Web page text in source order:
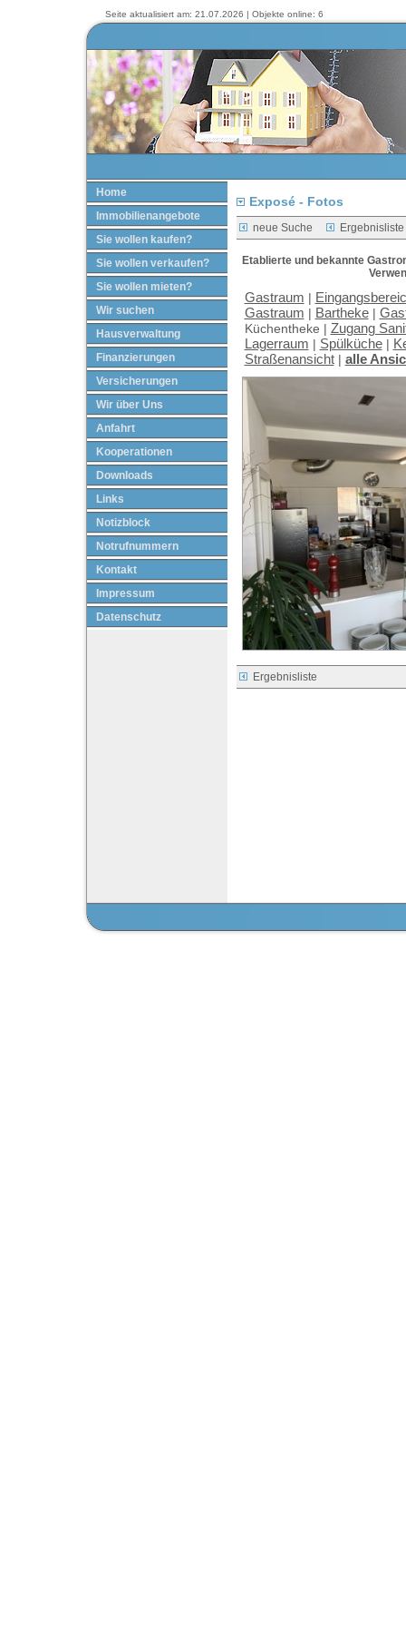
Seite aktualisiert am: 21.07.2026 | Objekte online: 6
Home
Immobilienangebote
Sie wollen kaufen?
Sie wollen verkaufen?
Sie wollen mieten?
Wir suchen
Hausverwaltung
Finanzierungen
Versicherungen
Wir über Uns
Anfahrt
Kooperationen
Downloads
Links
Notizblock
Notrufnummern
Kontakt
Impressum
Datenschutz
Exposé - Fotos
neue Suche Ergebnisliste
Etablierte und bekannte
Gastraum
Gastraum
Bartheke|
Küchentheke | Zugang
Lagerraum
Spülküche|
Straßenansicht| alle
Ergebnisliste